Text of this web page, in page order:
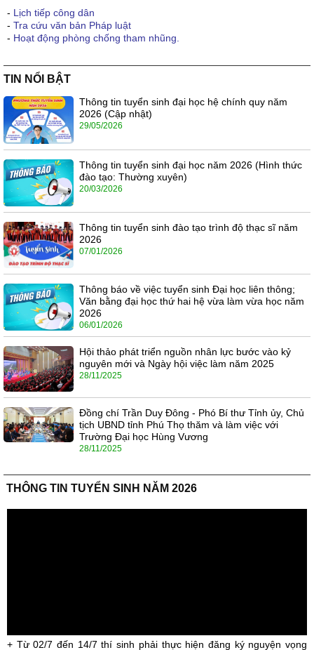
- Lịch tiếp công dân
- Tra cứu văn bản Pháp luật
- Hoạt động phòng chống tham nhũng.
TIN NỔI BẬT
Thông tin tuyển sinh đại học hệ chính quy năm
2026 (Cập nhật)
29/05/2026
Thông tin tuyển sinh đại học năm 2026 (Hình thức
đào tạo: Thường xuyên)
20/03/2026
Thông tin tuyển sinh đào tạo trình độ thạc sĩ năm
2026
07/01/2026
Thông báo về việc tuyển sinh Đại học liên thông;
Văn bằng đại học thứ hai hệ vừa làm vừa học năm
2026
06/01/2026
Hội thảo phát triển nguồn nhân lực bước vào kỷ
nguyên mới và Ngày hội việc làm năm 2025
28/11/2025
Đồng chí Trần Duy Đông - Phó Bí thư Tỉnh ủy, Chủ
tịch UBND tỉnh Phú Thọ thăm và làm việc với
Trường Đại học Hùng Vương
28/11/2025
THÔNG TIN TUYỂN SINH NĂM 2026
+ Từ 02/7 đến 14/7 thí sinh phải thực hiện đăng ký nguyện vọng